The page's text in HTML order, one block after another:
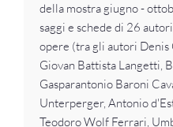
della mostra giugno -
saggi e schede di 26
opere (tra gli autori
Giovan Battista Langetti,
Gasparantonio Baroni
Unterperger, Antonio
Teodoro Wolf Ferrari,